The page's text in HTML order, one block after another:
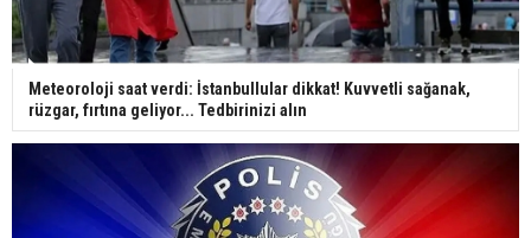
Ünlü türkücü Mahmut Tuncer estetik operasyon
geçirdi: Son hali gündem oldu
Yerli turist 229,7 milyar lira seyahat harcaması
yaptı
Meteoroloji saat verdi: İstanbullular dikkat! Kuvvetli sağanak,
rüzgar, fırtına geliyor... Tedbirinizi alın